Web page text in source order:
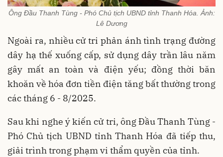
Ông Đầu Thanh Tùng - Phó Chủ tịch UBND tỉnh Thanh Hóa. Ảnh:
Lê Dương
Ngoài ra, nhiều cử tri phản ánh tình trạng đường
dây hạ thế xuống cấp, sử dụng dây trần lâu năm
gây mất an toàn và điện yếu; đồng thời băn
khoăn về hóa đơn tiền điện tăng bất thường trong
các tháng 6 - 8/2025.
Sau khi nghe ý kiến cử tri, ông Đầu Thanh Tùng -
Phó Chủ tịch UBND tỉnh Thanh Hóa đã tiếp thu,
giải trình trong phạm vi thẩm quyền của tỉnh.